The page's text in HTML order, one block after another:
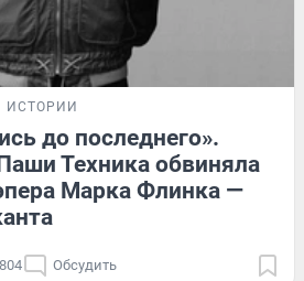
ИСТОРИИ
до последнего».
Техника обвиняла
Марка Флинка —
804 Обсудить